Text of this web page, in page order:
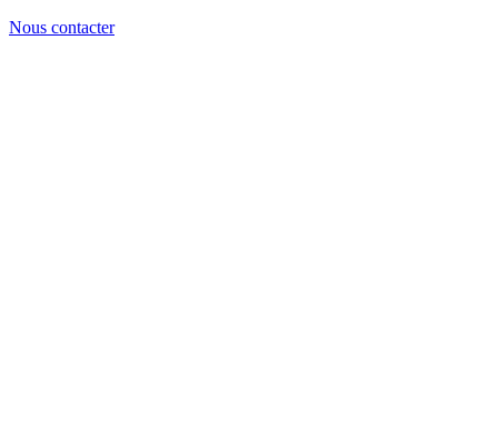
Nous contacter